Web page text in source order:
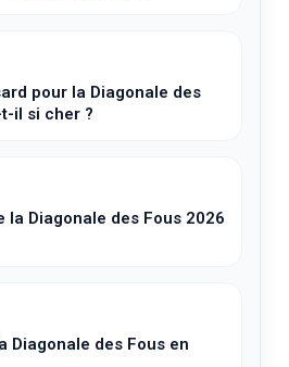
pour la Diagonale des
il si cher ?
la Diagonale des Fous 2026
Diagonale des Fous en